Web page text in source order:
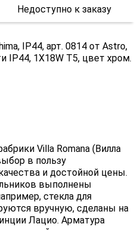
Недоступно к заказу
IP44, арт. 0814 от Astro,
IP44, 1X18W T5, цвет хром.
Villa Romana (Вилла
в пользу
и достойной цены.
выполнены
стекла для
вручную, сделаны на
Лацио. Арматура